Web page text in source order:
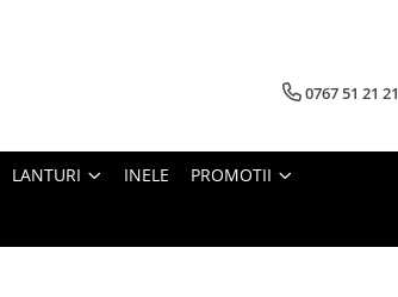
0767 51 21 21
LANTURI INELE PROMOTII